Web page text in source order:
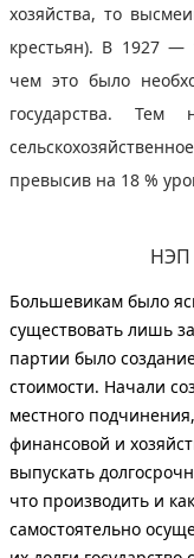
хозяйства, то
крестьян). В 1927 —
чем это было
государства.
превысив на 18 %
НЭП
Большевикам было
существовать лишь
партии было
стоимости. Начали
местного
финансовой и
выпускать
что производить и
самостоятельно